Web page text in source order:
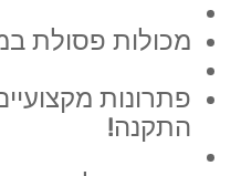
מכולות פסולת
פתרונות
התקנה!